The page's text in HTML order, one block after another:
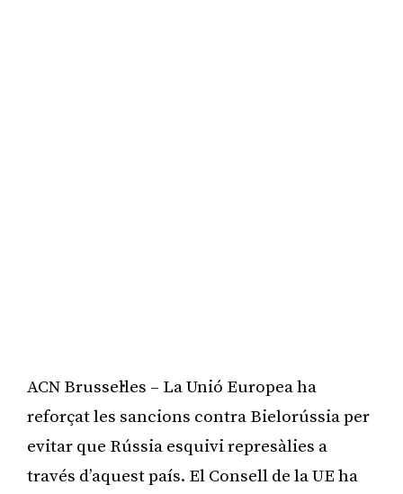
ACN Brussel·les – La Unió Europea ha
reforçat les sancions contra Bielorússia per
evitar que Rússia esquivi represàlies a
través d’aquest país. El Consell de la UE ha